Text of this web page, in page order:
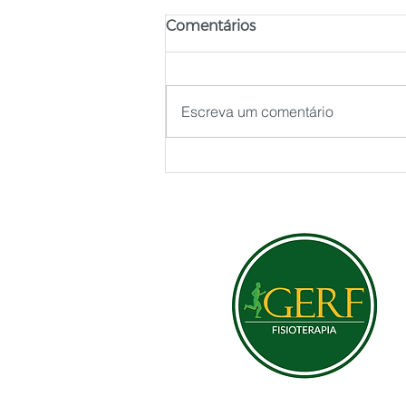
Capsulite
Comentários
Escreva um comentário